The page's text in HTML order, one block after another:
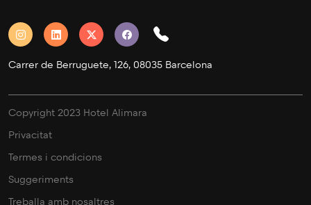
Carrer de Berruguete, 126, 08035 Barcelona
Copyright 2023 Hotel Alimara
Privacitat
Termes i condicions
Suggeriments
Treballa amb nosaltres